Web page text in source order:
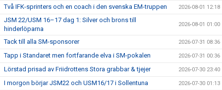
Två IFK-sprinters och en coach i den svenska EM-truppen 2026-08-01 12:18
JSM 22/USM 16–17 dag 1: Silver och brons till
hinderlöparna
2026-08-01 01:00
Tack till alla SM-sponsorer 2026-07-31 08:36
Tapp i Standaret men fortfarande elva i SM-pokalen 2026-07-31 00:36
Lörstad prisad av Friidrottens Stora grabbar & tjejer 2026-07-30 23:40
I morgon börjar JSM22 och USM16/17 i Sollentuna 2026-07-30 01:13